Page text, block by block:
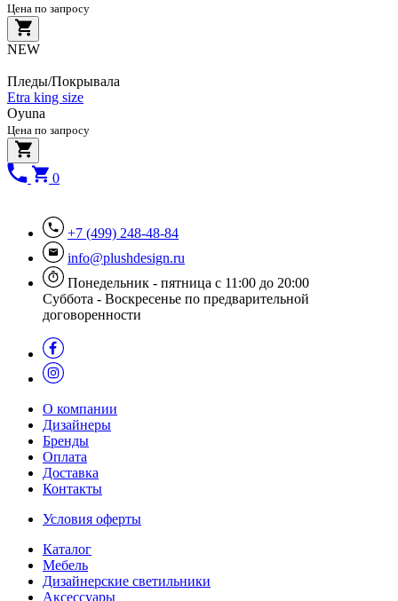
Цена по запросу
NEW
Пледы/Покрывала
Etra king size
Oyuna
Цена по запросу
0
+7 (499) 248-48-84
info@plushdesign.ru
Понедельник - пятница с 11:00 до 20:00
Суббота - Воскресенье по предварительной
договоренности
О компании
Дизайнеры
Бренды
Оплата
Доставка
Контакты
Условия оферты
Каталог
Мебель
Дизайнерские светильники
Аксессуары